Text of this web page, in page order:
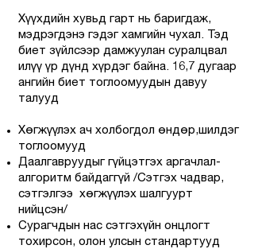
Хүүхдийн хувьд гарт нь баригдаж,
мэдрэгдэнэ гэдэг хамгийн чухал. Тэд
биет зүйлсээр дамжуулан суралцвал
илүү үр дүнд хүрдэг байна. 16,7 дугаар
ангийн биет тоглоомуудын давуу
талууд
Хөгжүүлэх ач холбогдол өндөр,шилдэг
тоглоомууд
Даалгавруудыг гүйцэтгэх аргачлал-
алгоритм байдаггүй /Сэтгэх чадвар,
сэтгэлгээ хөгжүүлэх шалгуурт
нийцсэн/
Сурагчдын нас сэтгэхүйн онцлогт
тохирсон, олон улсын стандартууд